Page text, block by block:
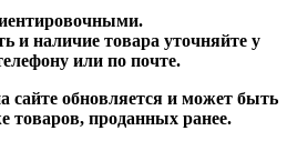
и наличие товара уточняйте у
или по почте.
сайте обновляется и может быть
товаров, проданных ранее.